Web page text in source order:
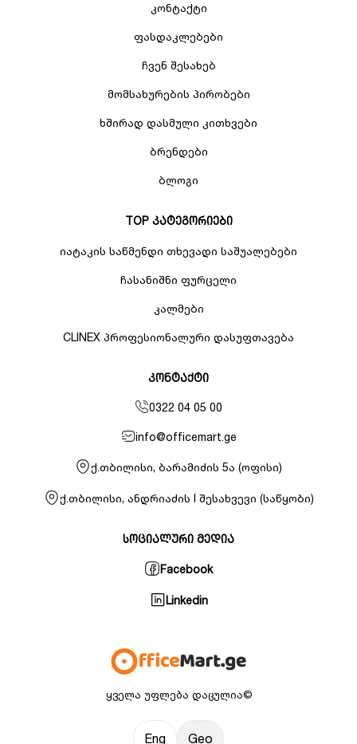
ყველა უფლება დაცულია©
Eng Geo
კონტაქტი
ფასდაკლებები
ჩვენ შესახებ
მომსახურების პირობები
ხშირად დასმული კითხვები
ბრენდები
ბლოგი
TOP კატეგორიები
იატაკის საწმენდი თხევადი საშუალებები
ჩასანიშნი ფურცელი
კალმები
CLINEX პროფესიონალური დასუფთავება
კონტაქტი
0322 04 05 00
info@officemart.ge
ქ.თბილისი, ბარამიძის 5ა (ოფისი)
ქ.თბილისი, ანდრიაძის I შესახვევი (საწყობი)
სოციალური მედია
Facebook
Linkedin